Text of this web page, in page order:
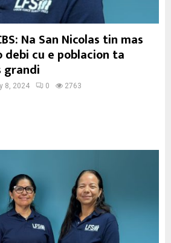
Na San Nicolas tin mas
cu e poblacion ta
grandi
8, 2024 0 2763